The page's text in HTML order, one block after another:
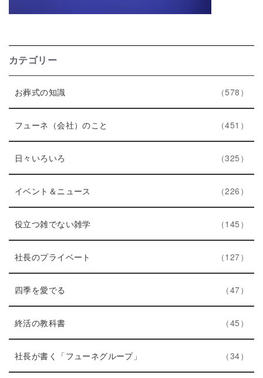
カテゴリー
お葬式の知識
ン
ト
リ
数
578
フューネ（会社）のこと
ン
リ
数
451
日々いろいろ
ン
ト
リ
ー
数
325
イベント＆ニュース
ン
ト
リ
数
226
役立つ雑でない雑学エ
ン
リ
数
145
件
社長のプライベート
ン
リ
数
127
四季を愛でる
ン
ト
リ
ー
数
47
終活の教科書エ
ン
ト
リ
45
件
社長が書く「フューネグループ」
ン
34